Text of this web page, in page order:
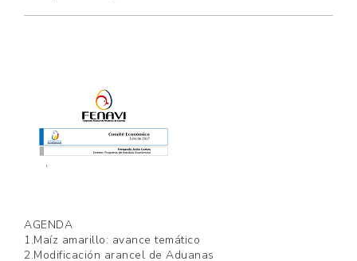
AGENDA
1.Maíz amarillo: avance temático
2.Modificación arancel de Aduanas